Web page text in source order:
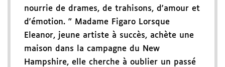
nourrie de drames, de trahisons, d'amour et
d'émotion. " Madame Figaro Lorsque
Eleanor, jeune artiste à succès, achète une
maison dans la campagne du New
Hampshire, elle cherche à oublier un passé